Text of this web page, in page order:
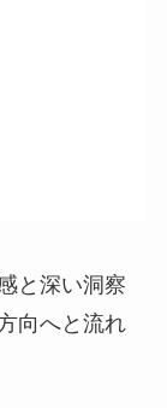
と深い洞察
向へと流れ